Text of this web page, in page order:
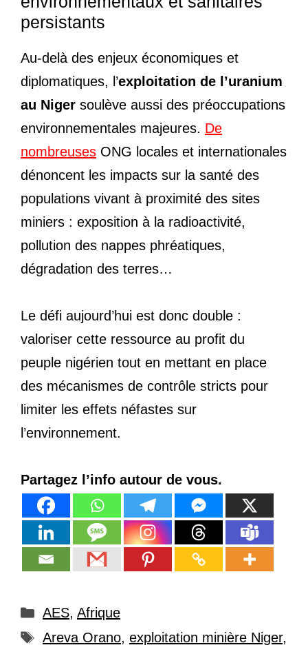
persistants
Au-delà des enjeux économiques et
diplomatiques, l’exploitation de l’uranium
au Niger soulève aussi des préoccupations
environnementales majeures. De
nombreuses ONG locales et internationales
dénoncent les impacts sur la santé des
populations vivant à proximité des sites
miniers : exposition à la radioactivité,
pollution des nappes phréatiques,
dégradation des terres…
Le défi aujourd’hui est donc double :
valoriser cette ressource au profit du
peuple nigérien tout en mettant en place
des mécanismes de contrôle stricts pour
limiter les effets néfastes sur
l’environnement.
Partagez l’info autour de vous.
Catégories
AES, Afrique
Étiquettes
Areva Orano, exploitation minière Niger,